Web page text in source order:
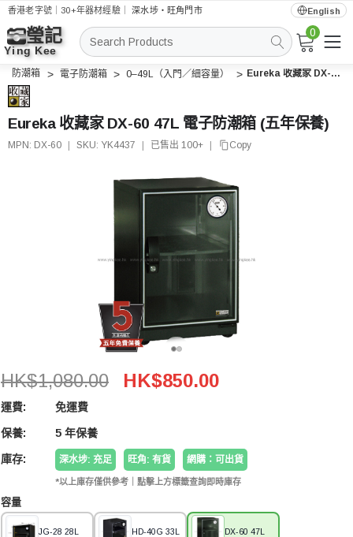
香港老字號｜30+年器材經驗｜深水埗・旺角門市 English
搜
索
0
防潮箱 電子防潮箱 0–49L（入門／細容量） Eureka 收藏家 DX-60 47L 電子防潮箱 (五年保養)
Eureka 收藏家 DX-60 47L 電子防潮箱 (五年保養)
MPN: DX-60 SKU: YK4437 已售出 100+ Copy
Eureka 收藏家 DX-60 47L 電子防潮箱 (五年保養)
HK$1,080.00 HK$850.00
運費: 免運費
保養: 5 年保養
庫存: 深水埗: 充足 旺角: 有貨 網購：可出貨
*以上庫存僅供參考｜點擊上方標籤查詢即時庫存
容量
JG-28 28L HD-40G 33L DX-60 47L